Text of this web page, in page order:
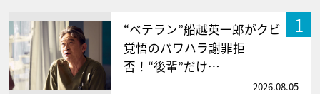
1
“ベテラン”船越英一郎がクビ
覚悟のパワハラ謝罪拒
否！“後輩”だけ…
2026.08.05